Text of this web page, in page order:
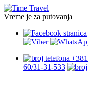
Vreme je za putovanja
60/31-31-533